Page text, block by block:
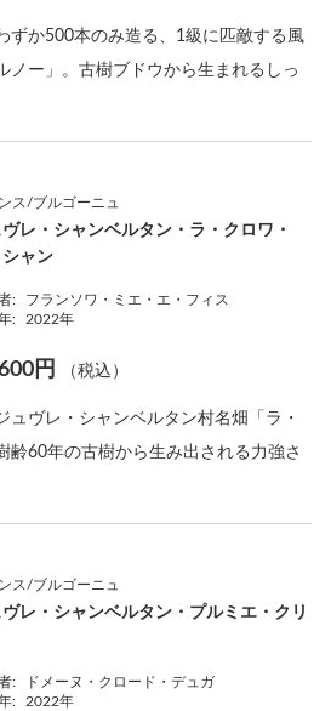
ずか500本のみ造る、1級に匹敵する風
ノー」。古樹ブドウから生まれるしっ
ス/ブルゴーニュ
レ・シャンベルタン・ラ・クロワ・
ャン
:
フランソワ・ミエ・エ・フィス
:
2022年
円 （税込）
ュヴレ・シャンベルタン村名畑「ラ・
齢60年の古樹から生み出される力強さ
ス/ブルゴーニュ
ヴレ・シャンベルタン・プルミエ・クリ
:
ドメーヌ・クロード・デュガ
:
2022年